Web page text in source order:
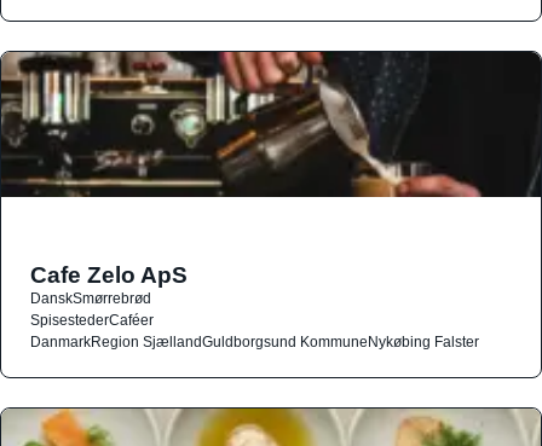
Cafe Zelo ApS
DanskSmørrebrød
SpisestederCaféer
DanmarkRegion SjællandGuldborgsund KommuneNykøbing Falster